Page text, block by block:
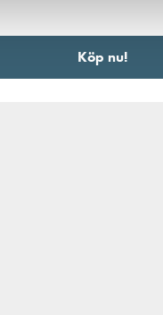
Köp nu!